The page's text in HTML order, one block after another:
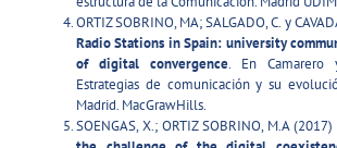
ORTIZ SOBRINO, MA; SALGADO, C. y
Radio Stations in Spain: university
of digital convergence. En Camarero
Estrategias de comunicación y su
Madrid. MacGrawHills.
SOENGAS, X.; ORTIZ SOBRINO, M.A (2017)